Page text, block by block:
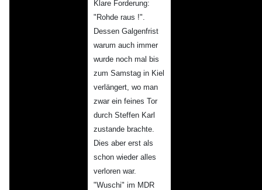
Klare Forderung:
"Rohde raus !".
Dessen Galgenfrist
warum auch immer
wurde noch mal bis
zum Samstag in Kiel
verlängert, wo man
zwar ein feines Tor
durch Steffen Karl
zustande brachte.
Dies aber erst als
schon wieder alles
verloren war.
"Wuschi" im MDR